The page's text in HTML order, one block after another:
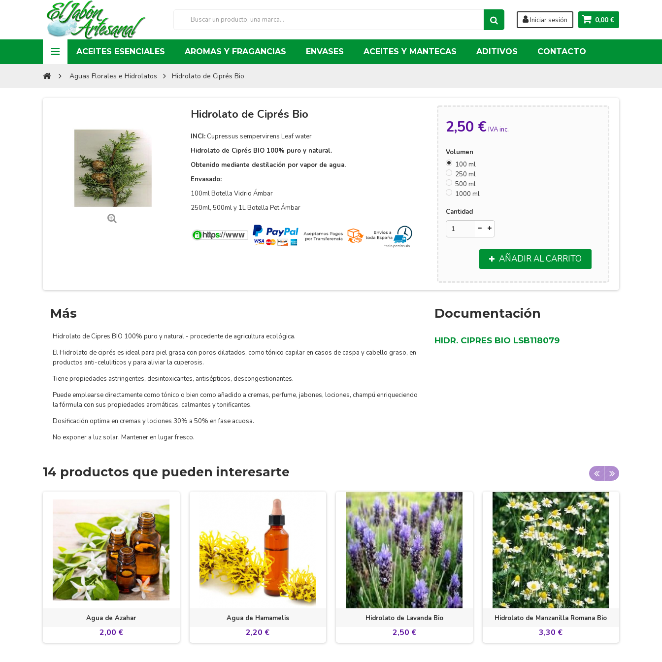
0,00 €
Iniciar sesión
ACEITES ESENCIALES AROMAS Y FRAGANCIAS ENVASES ACEITES Y MANTECAS ADITIVOS CONTACTO
Aguas Florales e Hidrolatos Hidrolato de Ciprés Bio
Hidrolato de Ciprés Bio
INCI: Cupressus sempervirens Leaf water
Hidrolato de Ciprés BIO 100% puro y natural.
Obtenido mediante destilación por vapor de agua.
Envasado:
100ml Botella Vidrio Ámbar
250ml, 500ml y 1L Botella Pet Ámbar
2,50 €IVA inc.
Volumen
100 ml
250 ml
500 ml
1000 ml
Cantidad
AÑADIR AL CARRITO
Más
Hidrolato de Cipres BIO 100% puro y natural - procedente de agricultura ecológica.
El Hidrolato de ciprés es ideal para piel grasa con poros dilatados, como tónico capilar en casos de caspa y cabello graso, en
productos anti-celuliticos y para aliviar la cuperosis.
Tiene propiedades astringentes, desintoxicantes, antisépticos, descongestionantes.
Puede emplearse directamente como tónico o bien como añadido a cremas, perfume, jabones, lociones, champú enriqueciendo
la fórmula con sus propiedades aromáticas, calmantes y tonificantes.
Dosificación optima en cremas y lociones 30% a 50% en fase acuosa.
No exponer a luz solar. Mantener en lugar fresco.
Documentación
HIDR. CIPRES BIO LSB118079
14 productos que pueden interesarte
Agua de Azahar
2,00 €
Agua de Hamamelis
2,20 €
Hidrolato de Lavanda Bio
2,50 €
Hidrolato de Manzanilla Romana Bio
3,30 €